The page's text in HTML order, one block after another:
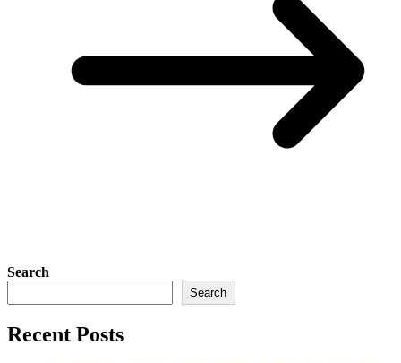
Search
Search
Recent Posts